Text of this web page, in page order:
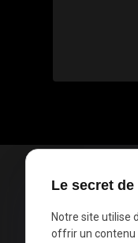
phone 03
Appel
Le secret
Notre site utilise
offrir un contenu